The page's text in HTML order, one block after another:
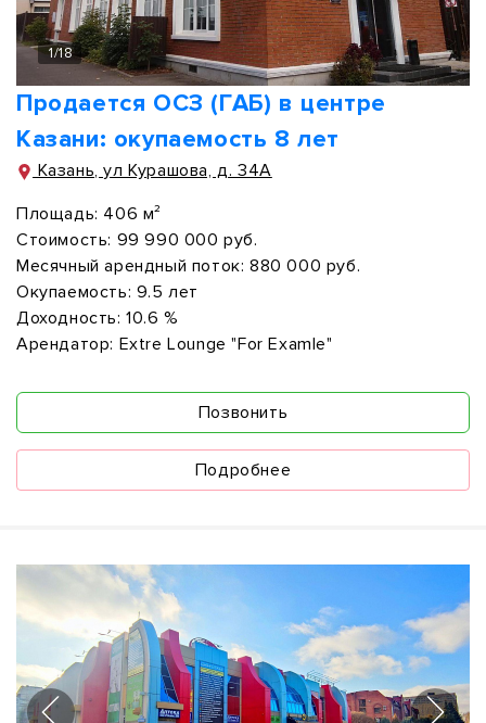
1/18
Продается ОСЗ (ГАБ) в центре
Казани: окупаемость 8 лет
Казань, ул Курашова, д. 34А
Площадь: 406 м²
Стоимость: 99 990 000 руб.
Месячный арендный поток: 880 000 руб.
Окупаемость: 9.5 лет
Доходность: 10.6 %
Арендатор: Extre Lounge "For Examle"
Позвонить
Подробнее